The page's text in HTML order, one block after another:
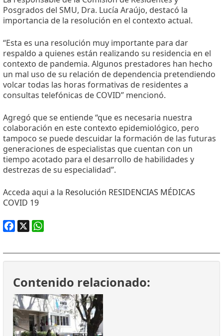
Posgrados del SMU, Dra. Lucía Araújo, destacó la
importancia de la resolución en el contexto actual.
“Esta es una resolución muy importante para dar
respaldo a quienes están realizando su residencia en el
contexto de pandemia. Algunos prestadores han hecho
un mal uso de su relación de dependencia pretendiendo
volcar todas las horas formativas de residentes a
consultas telefónicas de COVID” mencionó.
Agregó que se entiende “que es necesaria nuestra
colaboración en este contexto epidemiológico, pero
tampoco se puede descuidar la formación de las futuras
generaciones de especialistas que cuentan con un
tiempo acotado para el desarrollo de habilidades y
destrezas de su especialidad”.
Acceda aqui a la Resolución RESIDENCIAS MÉDICAS
COVID 19
Contenido relacionado: